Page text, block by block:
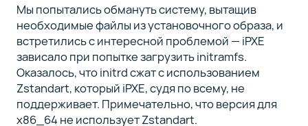
Мы попытались обмануть систему, вытащив
необходимые файлы из установочного образа, и
встретились с интересной проблемой — iPXE
зависало при попытке загрузить initramfs.
Оказалось, что initrd сжат с использованием
Zstandart, который iPXE, судя по всему, не
поддерживает. Примечательно, что версия для
x86_64 не использует Zstandart.